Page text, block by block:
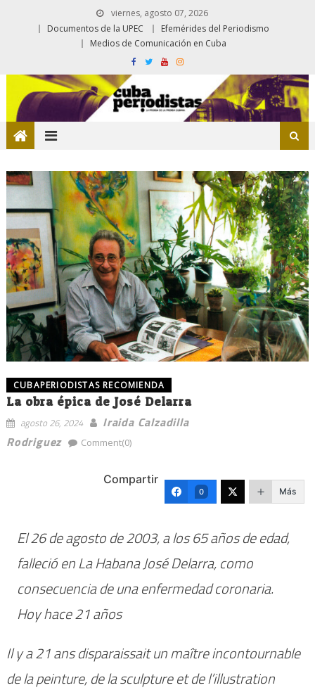
viernes, agosto 07, 2026
Documentos de la UPEC
Efemérides del Periodismo
Medios de Comunicación en Cuba
CUBAPERIODISTAS RECOMIENDA
La obra épica de José Delarra
agosto 26, 2024
Iraida Calzadilla
Rodriguez
Comment(0)
Compartir
0 Más
El 26 de agosto de 2003, a los 65 años de edad,
falleció en La Habana José Delarra, como
consecuencia de una enfermedad coronaria.
Hoy hace 21 años
Il y a 21 ans disparaissait un maître incontournable
de la peinture, de la sculpture et de l’illustration